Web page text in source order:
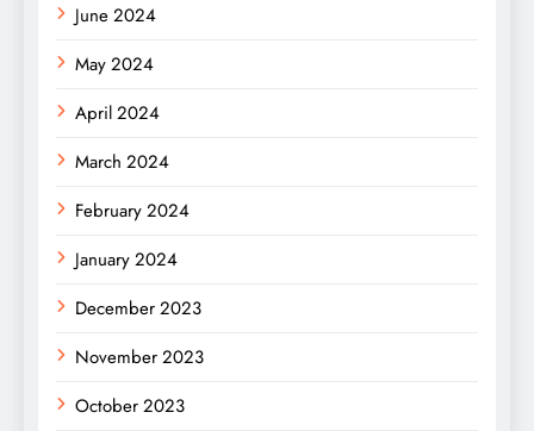
June 2024
May 2024
April 2024
March 2024
February 2024
January 2024
December 2023
November 2023
October 2023